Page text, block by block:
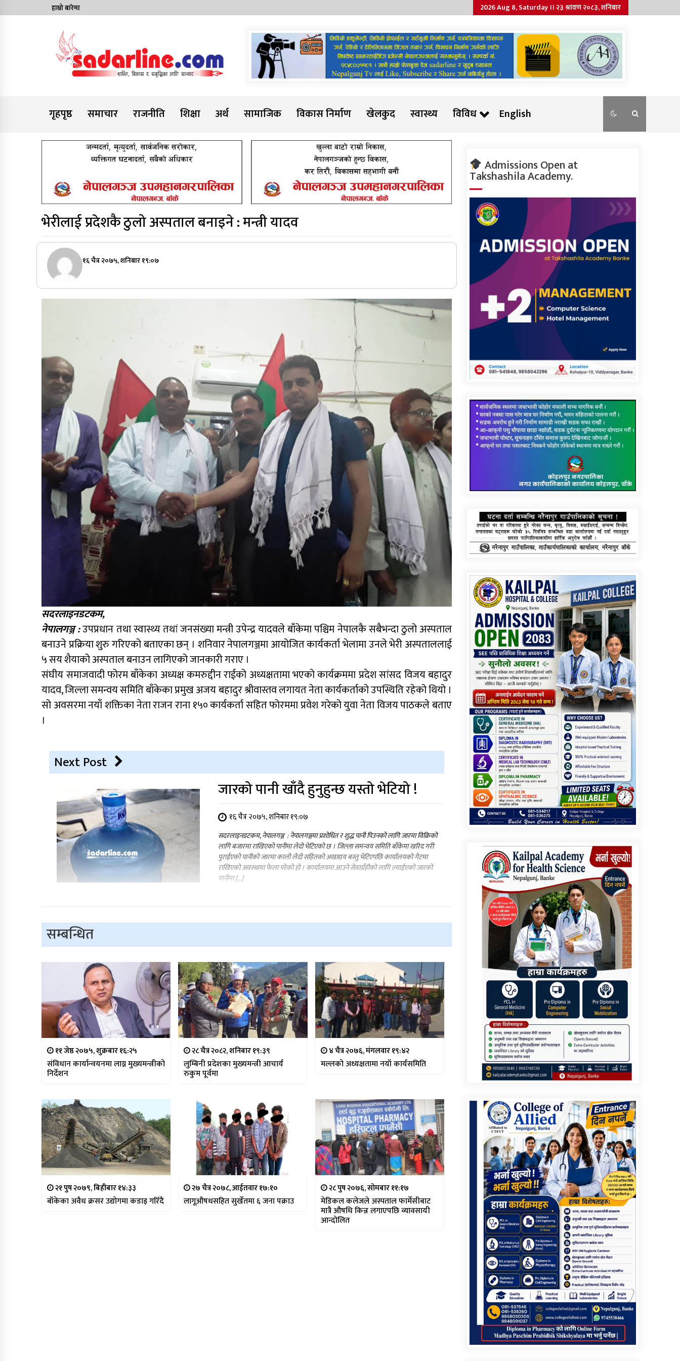
to
हाम्रो बारेमा 2026 Aug 8, Saturday ।। २३ श्रावण २०८३, शनिबार
Sadarline
गृहपृष्ठ
समाचार राजनीति शिक्षा अर्थ सामाजिक विकास निर्माण खेलकुद स्वास्थ्य विविध English
भेरीलाई प्रदेशकै ठुलो अस्पताल बनाइने : मन्त्री यादव
१६ चैत्र २०७५, शनिबार १९:०७
सदरलाइनडटकम,
नेपालगञ्ज :उपप्रधान तथा स्वास्थ्य तथां जनसंख्या मन्त्री उपेन्द्र यादवले बाँकेमा पश्चिम नेपालकै सबैभन्दा ठुलो अस्पताल
बनाउने प्रक्रिया शुरु गरिएको बताएका छन् । शनिवार नेपालगञ्जमा आयोजित कार्यकर्ता भेलामा उनले भेरी अस्पताललाई
५ सय शैयाको अस्पताल बनाउन लागिएको जानकारी गराए ।
संघीय समाजवादी फोरम बाँकेका अध्यक्ष कमरुद्दीन राईको अध्यक्षतामा भएको कार्यक्रममा प्रदेश सांसद विजय बहादुर
यादव, जिल्ला समन्वय समिति बाँकेका प्रमुख अजय बहादुर श्रीवास्तव लगायत नेता कार्यकर्ताको उपस्थिति रहेको थियो ।
सो अवसरमा नयाँ शक्तिका नेता राजन राना १५० कार्यकर्ता सहित फोरममा प्रवेश गरेको युवा नेता विजय पाठकले बताए
।
Next Post
जारको पानी खाँदै हुनुहुन्छ यस्तो भेटियो !
१६ चैत्र २०७५, शनिबार १९:०७
सदरलाइनडटकम, नेपालगञ्ज : नेपालगञ्जमा प्रशोधित र शुद्ध पानी पिउनको लागि जारमा विक्रिको
लागि बजारमा राखिएको पानीमा लेदो भेटिएको छ । जिल्ला समन्वय समिति बाँकेमा खरिद गरी
पुराईएको पानीको जारमा कालो लेदो सहितको अखाद्यय बस्तु भेटिएपछि कार्यालयको गेटमा
राखिएको अवस्थामा फेला परेको हो । कार्यालयमा आउने सेवाग्रँहीको लागि ल्याईएको जारको
पानीमा […]
सम्बन्धित
११ जेष्ठ २०७५, शुक्रबार १६:२५
संविधान कार्यान्वयनमा लाग्न मुख्यमन्त्रीको
निर्देशन
२८ चैत्र २०८२, शनिबार १९:३९
लुम्बिनी प्रदेशका मुख्यमन्त्री आचार्य
रुकुम पूर्वमा
४ चैत्र २०७६, मंगलवार १९:४२
मल्लको अध्यक्षतामा नयाँ कार्यसमिति
२१ पुष २०७९, बिहीबार १४:३३
बाँकेका अवैध क्रसर उद्योगमा कडाइ गरिँदै
२७ चैत्र २०७८, आईतवार १७:१०
लागूऔषधसहित सुर्खेतमा ६ जना पक्राउ
२८ पुष २०७६, सोमबार ११:१७
मेडिकल कलेजले अस्पताल फार्मेसीबाट
मात्रै औषधि किन्न लगाएपछि व्यावसायी
आन्दोलित
Admissions Open at
Takshashila Academy.